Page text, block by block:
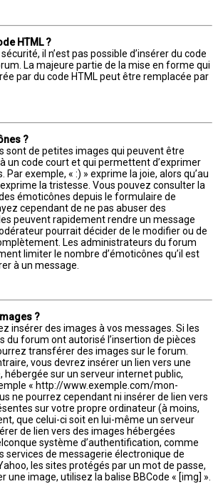
HTML ?
il n’est pas possible d’insérer du code
La majeure partie de la mise en forme qui
par du code HTML peut être remplacée par
?
sont de petites images qui peuvent être
un code court et qui permettent d’exprimer
Par exemple, « :) » exprime la joie, alors qu’au
la tristesse. Vous pouvez consulter la
émoticônes depuis le formulaire de
cependant de ne pas abuser des
peuvent rapidement rendre un message
pourrait décider de le modifier ou de
Les administrateurs du forum
limiter le nombre d’émoticônes qu’il est
à un message.
?
insérer des images à vos messages. Si les
du forum ont autorisé l’insertion de pièces
transférer des images sur le forum.
vous devrez insérer un lien vers une
hébergée sur un serveur internet public,
« http://www.exemple.com/mon-
ne pourrez cependant ni insérer de lien vers
sur votre propre ordinateur (à moins,
que celui-ci soit en lui-même un serveur
de lien vers des images hébergées
système d’authentification, comme
services de messagerie électronique de
les sites protégés par un mot de passe,
une image, utilisez la balise BBCode « [img] ».